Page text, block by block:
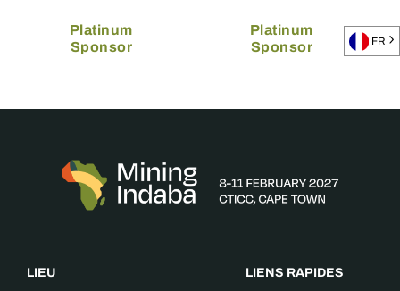
Platinum
Sponsor
Platinum
Sponsor
LIEU
LIENS RAPIDES
FR